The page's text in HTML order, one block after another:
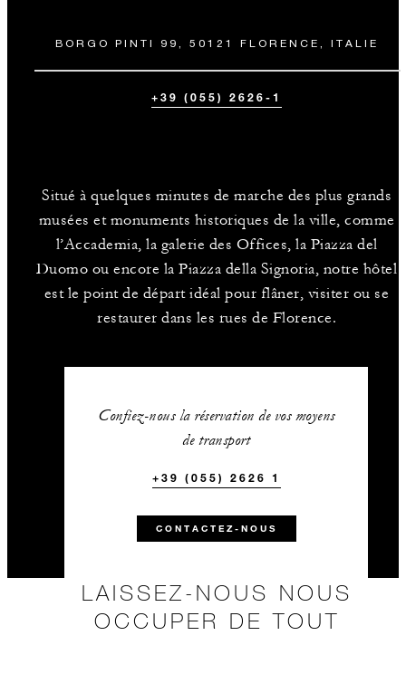
BORGO PINTI 99, 50121 FLORENCE, ITALIE
+39 (055) 2626-1
Situé à quelques minutes de marche des plus grands
musées et monuments historiques de la ville, comme
l’Accademia, la galerie des Offices, la Piazza del
Duomo ou encore la Piazza della Signoria, notre hôtel
est le point de départ idéal pour flâner, visiter ou se
restaurer dans les rues de Florence.
Confiez-nous la réservation de vos moyens
de transport
+39 (055) 2626 1
CONTACTEZ-NOUS
LAISSEZ-NOUS NOUS
OCCUPER DE TOUT